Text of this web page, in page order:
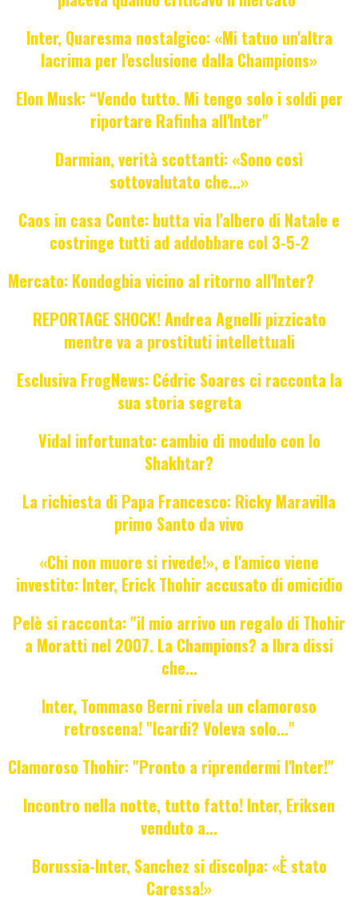
Inter, Quaresma nostalgico: «Mi tatuo un'altra
lacrima per l'esclusione dalla Champions»
Elon Musk: “Vendo tutto. Mi tengo solo i soldi per
riportare Rafinha all'Inter"
Darmian, verità scottanti: «Sono così
sottovalutato che...»
Caos in casa Conte: butta via l'albero di Natale e
costringe tutti ad addobbare col 3-5-2
Mercato: Kondogbia vicino al ritorno all'Inter?
REPORTAGE SHOCK! Andrea Agnelli pizzicato
mentre va a prostituti intellettuali
Esclusiva FrogNews: Cédric Soares ci racconta la
sua storia segreta
Vidal infortunato: cambio di modulo con lo
Shakhtar?
La richiesta di Papa Francesco: Ricky Maravilla
primo Santo da vivo
«Chi non muore si rivede!», e l'amico viene
investito: Inter, Erick Thohir accusato di omicidio
Pelè si racconta: "il mio arrivo un regalo di Thohir
a Moratti nel 2007. La Champions? a Ibra dissi
che...
Inter, Tommaso Berni rivela un clamoroso
retroscena! "Icardi? Voleva solo..."
Clamoroso Thohir: "Pronto a riprendermi l'Inter!"
Incontro nella notte, tutto fatto! Inter, Eriksen
venduto a...
Borussia-Inter, Sanchez si discolpa: «È stato
Caressa!»